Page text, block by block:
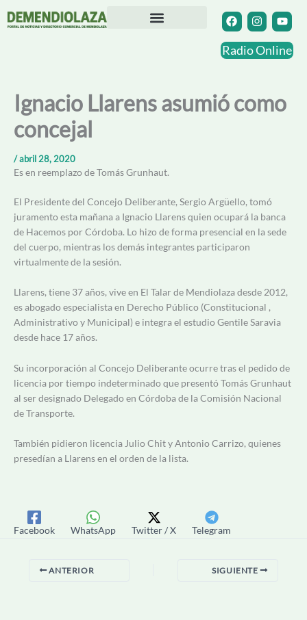
F
a
c
e
b
I
n
s
t
a
m
Y
o
u
t
u
Radio Online
Ignacio Llarens asumió como
concejal
/abril 28, 2020
Es en reemplazo de Tomás Grunhaut.
El Presidente del Concejo Deliberante, Sergio Argüello, tomó
juramento esta mañana a Ignacio Llarens quien ocupará la banca
de Hacemos por Córdoba. Lo hizo de forma presencial en la sede
del cuerpo, mientras los demás integrantes participaron
virtualmente de la sesión.
Llarens, tiene 37 años, vive en El Talar de Mendiolaza desde 2012,
es abogado especialista en Derecho Público (Constitucional ,
Administrativo y Municipal) e integra el estudio Gentile Saravia
desde hace 17 años.
Su incorporación al Concejo Deliberante ocurre tras el pedido de
licencia por tiempo indeterminado que presentó Tomás Grunhaut
al ser designado Delegado en Córdoba de la Comisión Nacional
de Transporte.
También pidieron licencia Julio Chit y Antonio Carrizo, quienes
presedían a Llarens en el orden de la lista.
Facebook WhatsApp Twitter / X Telegram
ANTERIOR SIGUIENTE